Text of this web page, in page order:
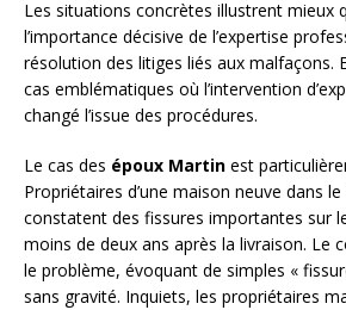
Les situations concrètes illustrent mieux
l’importance décisive de l’expertise
résolution des litiges liés aux malfaçons.
cas emblématiques où l’intervention
changé l’issue des procédures.
Le cas des époux Martin est
Propriétaires d’une maison neuve dans
constatent des fissures importantes sur
moins de deux ans après la livraison. Le
le problème, évoquant de simples «
sans gravité. Inquiets, les propriétaires